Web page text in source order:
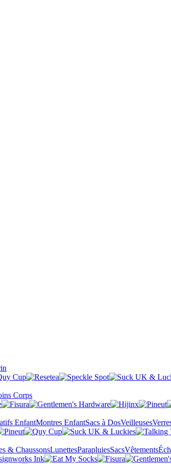
Corps
EnfantMontres EnfantSacs à DosVeilleuses
& ChaussonsLunettesParapluiesSacsVêtements